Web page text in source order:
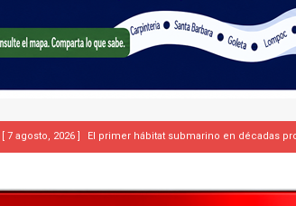
[ 7 agosto, 2026 ] ICE equipará a sus agentes con cámaras
[ 7 agosto, 2026 ] Turquía, Pakistán y Arabia Saudí firman